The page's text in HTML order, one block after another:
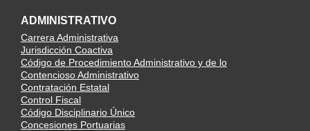
ADMINISTRATIVO
Carrera Administrativa
Jurisdicción Coactiva
Código de Procedimiento Administrativo y de lo
Contencioso Administrativo
Contratación Estatal
Control Fiscal
Código Disciplinario Único
Concesiones Portuarias